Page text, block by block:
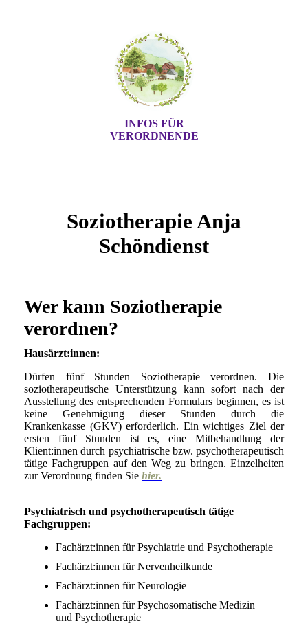
INFOS FÜR
VERORDNENDE
Soziotherapie Anja
Schöndienst
Wer kann Soziotherapie
verordnen?
Hausärzt:innen:
Dürfen fünf Stunden Soziotherapie verordnen. Die
soziotherapeutische Unterstützung kann sofort nach der
Ausstellung des entsprechenden Formulars beginnen, es ist
keine Genehmigung dieser Stunden durch die
Krankenkasse (GKV) erforderlich. Ein wichtiges Ziel der
ersten fünf Stunden ist es, eine Mitbehandlung der
Klient:innen durch psychiatrische bzw. psychotherapeutisch
tätige Fachgruppen auf den Weg zu bringen. Einzelheiten
zur Verordnung finden Sie hier.
Psychiatrisch und psychotherapeutisch tätige
Fachgruppen:
Fachärzt:innen für Psychiatrie und Psychotherapie
Fachärzt:innen für Nervenheilkunde
Fachärzt:innen für Neurologie
Fachärzt:innen für Psychosomatische Medizin
und Psychotherapie